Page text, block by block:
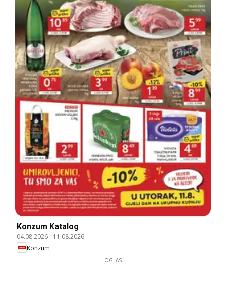
Konzum Katalog
04.08.2026- 11.08.2026
Konzum
OGLAS